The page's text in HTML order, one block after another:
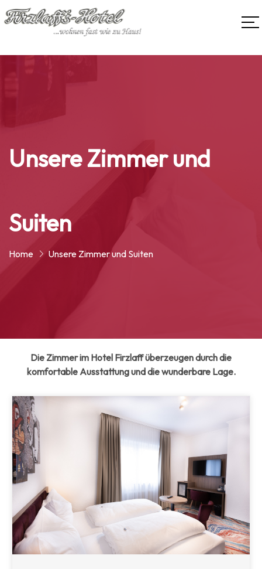
Unsere Zimmer und
Suiten
Home Unsere Zimmer und Suiten
Die Zimmer im Hotel Firzlaff überzeugen durch die
komfortable Ausstattung und die wunderbare Lage.